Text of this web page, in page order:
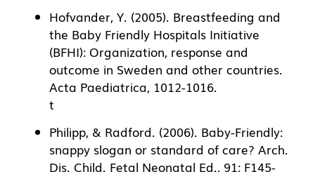
Hofvander, Y. (2005). Breastfeeding and
the Baby Friendly Hospitals Initiative
(BFHI): Organization, response and
outcome in Sweden and other countries.
Acta Paediatrica, 1012-1016.
t
Philipp, & Radford. (2006). Baby-Friendly:
snappy slogan or standard of care? Arch.
Dis. Child. Fetal Neonatal Ed., 91: F145-